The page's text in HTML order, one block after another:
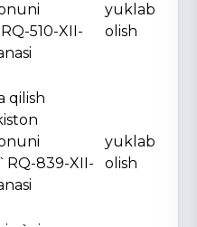
510-XII-
yuklab
olish
qilish
839-XII-
yuklab
olish